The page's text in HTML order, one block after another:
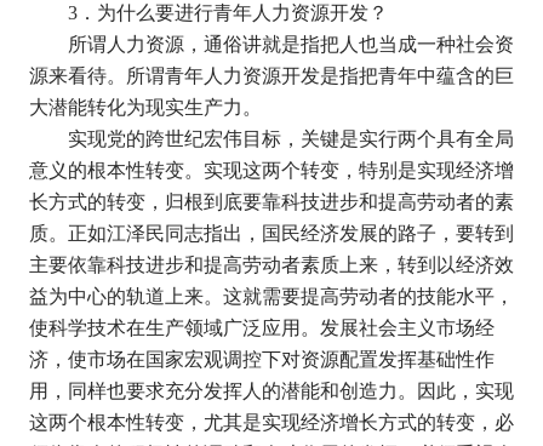
3．为什么要进行青年人力资源开发？
所谓人力资源，通俗讲就是指把人也当成一种社会资
源来看待。所谓青年人力资源开发是指把青年中蕴含的巨
大潜能转化为现实生产力。
实现党的跨世纪宏伟目标，关键是实行两个具有全局
意义的根本性转变。实现这两个转变，特别是实现经济增
长方式的转变，归根到底要靠科技进步和提高劳动者的素
质。正如江泽民同志指出，国民经济发展的路子，要转到
主要依靠科技进步和提高劳动者素质上来，转到以经济效
益为中心的轨道上来。这就需要提高劳动者的技能水平，
使科学技术在生产领域广泛应用。发展社会主义市场经
济，使市场在国家宏观调控下对资源配置发挥基础性作
用，同样也要求充分发挥人的潜能和创造力。因此，实现
这两个根本性转变，尤其是实现经济增长方式的转变，必